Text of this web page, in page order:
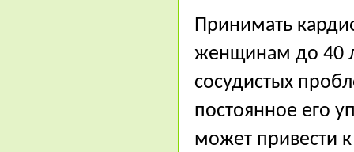
Принимать
женщинам до 40
сосудистых
постоянное его
может привести